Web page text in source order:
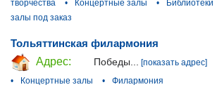
творчества
• Концертные залы • Библиотеки
залы под заказ
Тольяттинская филармония
Адрес:
Победы...
[показать адрес]
•
Концертные залы • Филармония